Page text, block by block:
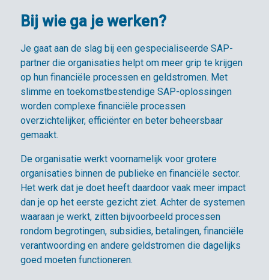
Bij wie ga je werken?
Je gaat aan de slag bij een gespecialiseerde SAP-
partner die organisaties helpt om meer grip te krijgen
op hun financiële processen en geldstromen. Met
slimme en toekomstbestendige SAP-oplossingen
worden complexe financiële processen
overzichtelijker, efficiënter en beter beheersbaar
gemaakt.
De organisatie werkt voornamelijk voor grotere
organisaties binnen de publieke en financiële sector.
Het werk dat je doet heeft daardoor vaak meer impact
dan je op het eerste gezicht ziet. Achter de systemen
waaraan je werkt, zitten bijvoorbeeld processen
rondom begrotingen, subsidies, betalingen, financiële
verantwoording en andere geldstromen die dagelijks
goed moeten functioneren.